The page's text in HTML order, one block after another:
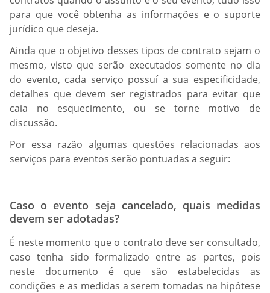
para que você obtenha as informações e o suporte
jurídico que deseja.
Ainda que o objetivo desses tipos de contrato sejam o
mesmo, visto que serão executados somente no dia
do evento, cada serviço possuí a sua especificidade,
detalhes que devem ser registrados para evitar que
caia no esquecimento, ou se torne motivo de
discussão.
Por essa razão algumas questões relacionadas aos
serviços para eventos serão pontuadas a seguir:
Caso o evento seja cancelado, quais medidas
devem ser adotadas?
É neste momento que o contrato deve ser consultado,
caso tenha sido formalizado entre as partes, pois
neste documento é que são estabelecidas as
condições e as medidas a serem tomadas na hipótese